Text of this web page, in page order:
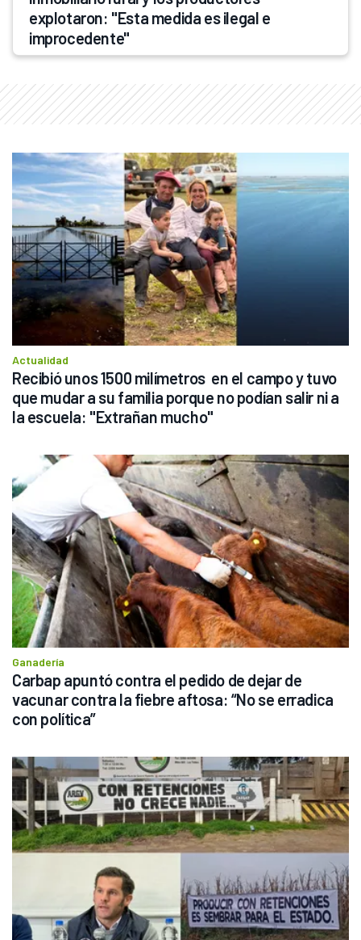
explotaron: "Esta medida es ilegal e
improcedente"
Actualidad
Recibió unos 1500 milímetros  en el campo y tuvo
que mudar a su familia porque no podían salir ni a
la escuela: "Extrañan mucho"
Ganadería
Carbap apuntó contra el pedido de dejar de
vacunar contra la fiebre aftosa: “No se erradica
con política”